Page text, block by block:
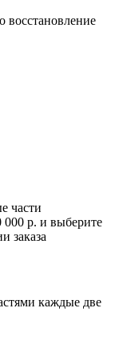
части
р. и выберите
заказа
каждые две